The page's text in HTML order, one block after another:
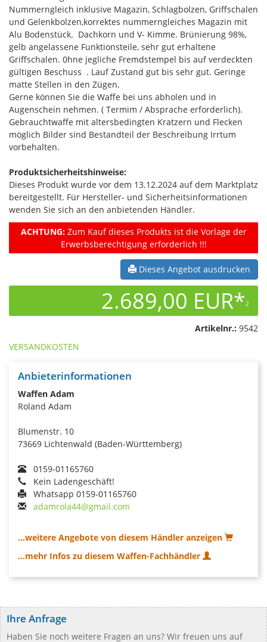
Nummerngleich inklusive Magazin, Schlagbolzen, Griffschalen
und Gelenkbolzen,korrektes nummerngleiches Magazin mit
Alu Bodenstück. Dachkorn und V- Kimme. Brünierung 98%,
gelb angelassene Funktionsteile, sehr gut erhaltene
Griffschalen. 0hne jegliche Fremdstempel bis auf verdeckten
gültigen Beschuss . Lauf Zustand gut bis sehr gut. Geringe
matte Stellen in den Zügen.
Gerne können Sie die Waffe bei uns abholen und in
Augenschein nehmen. ( Termim / Absprache erforderlich).
Gebrauchtwaffe mit altersbedingten Kratzern und Flecken
möglich Bilder sind Bestandteil der Beschreibung Irrtum
vorbehalten.
Produktsicherheitshinweise:
Dieses Produkt wurde vor dem 13.12.2024 auf dem Marktplatz
bereitgestellt. Für Hersteller- und Sicherheitsinformationen
wenden Sie sich an den anbietenden Händler.
ACHTUNG:Zum Kauf dieses Produkts ist die Vorlage der
Erwerbsberechtigung erforderlich !!!
Dieses Angebot ausdrucken
2.689,00 EUR*2
Artikelnr.: 9542
VERSANDKOSTEN
Anbieterinformationen
Waffen Adam
Roland Adam
Blumenstr. 10
73669 Lichtenwald (Baden-Württemberg)
0159-01165760
Kein Ladengeschäft!
Whatsapp 0159-01165760
adamrola44@gmail.com
...weitere Angebote von diesem Händler anzeigen
...mehr Infos zu diesem Waffen-Fachhändler
Ihre Anfrage
Haben Sie noch weitere Fragen an uns? Wir freuen uns auf